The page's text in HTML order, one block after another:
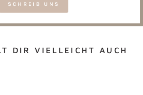
SCHREIB UNS
DIR VIELLEICHT AUCH